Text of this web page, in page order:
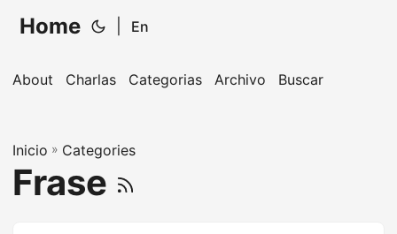
Home En
About Charlas Categorias Archivo Buscar
Inicio » Categories
Frase